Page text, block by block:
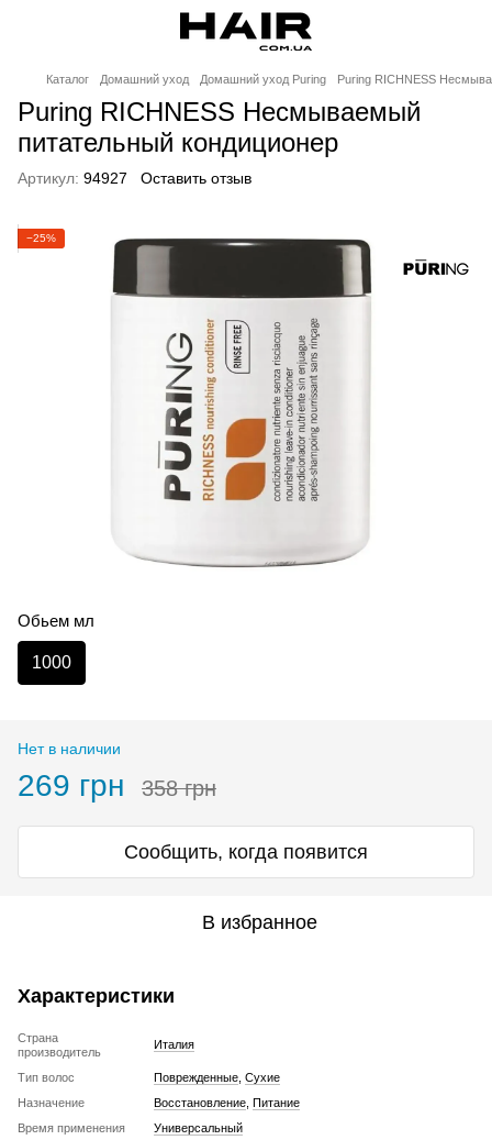
Каталог Домашний уход Домашний уход Puring Puring RICHNESS
Puring RICHNESS Несмываемый
питательный кондиционер
Артикул: 94927 Оставить отзыв
−25%
Обьем мл
1000
Нет в наличии
269 грн 358 грн
Сообщить, когда появится
В избранное
Характеристики
Страна
производитель
Италия
Тип волос Поврежденные Сухие
Назначение
Восстановление Питание
Время применения
Универсальный